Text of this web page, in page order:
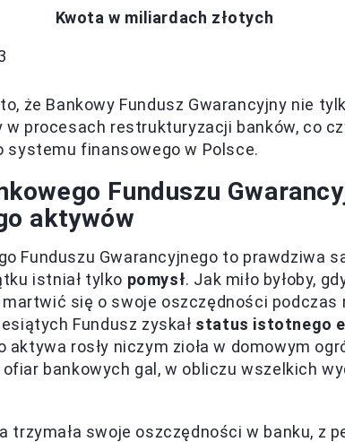
Kwota w miliardach złotych
że Bankowy Fundusz Gwarancyjny nie
procesach restrukturyzacji banków, co
systemu finansowego w Polsce.
Funduszu
aktywów
Funduszu Gwarancyjnego to prawdziwa
istniał tylko pomysł. Jak miło byłoby,
się o swoje oszczędności podczas
Fundusz zyskał status istotnego
aktywa rosły niczym zioła w domowym
bankowych gal, w obliczu wszelkich
trzymała swoje oszczędności w banku, z